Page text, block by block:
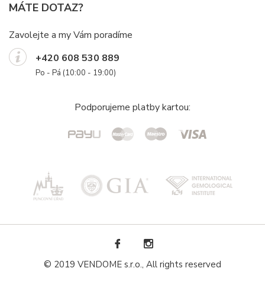
MÁTE DOTAZ?
Zavolejte a my Vám poradíme
+420 608 530 889
Po - Pá (10:00 - 19:00)
Podporujeme platby kartou:
© 2019 VENDOME s.r.o., All rights reserved